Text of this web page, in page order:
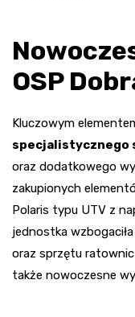
OSP
Kluczowym
specjalistycznego
oraz dodatkowego
zakupionych
Polaris typu UTV z
jednostka
oraz sprzętu
także nowoczesne